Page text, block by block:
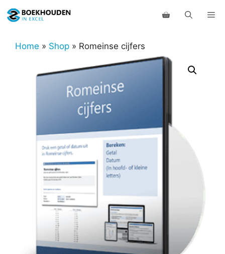
naar
inhoudHome » Shop » Romeinse cijfers